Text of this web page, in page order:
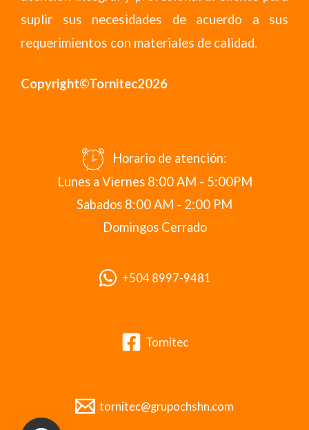
suplir sus necesidades de acuerdo a sus
requerimientos con materiales de calidad.
Copyright©Tornitec2026
Horario de atención:
Lunes a Viernes 8:00 AM - 5:00PM
Sabados 8:00 AM - 2:00 PM
Domingos Cerrado
+504 8997-9481
Tornitec
tornitec@grupochshn.com